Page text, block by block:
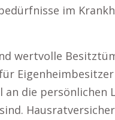
im
wertvolle
die persönlichen